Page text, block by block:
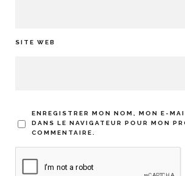
SITE WEB
ENREGISTRER MON NOM, MON E-
DANS LE NAVIGATEUR POUR MON
COMMENTAIRE.